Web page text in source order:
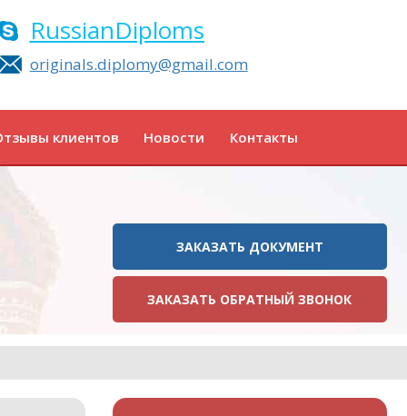
RussianDiploms
originals.diplomy@gmail.com
клиентов Новости Контакты
ЗАКАЗАТЬ ДОКУМЕНТ
ЗАКАЗАТЬ ОБРАТНЫЙ ЗВОНОК